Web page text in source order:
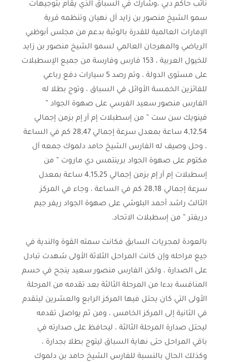
نائب حاكم دبي ،وشارك في السباق الذي يقام بتوجيهات
سمو الشيخ منصور بن زايد آل نهيان وتنظمه قرية
الإمارات العالمية للقدرة بالوثبة بدعم من مجلس أبوظبي
الرياضي والمهرجان العالمي لسمو الشيخ منصور بن زايد
للخيول العربية ، 153 فارس وفارسة من جميع الإسطبلات
على مستوى الدولة ، وتم رصد 5 سيارات دفع رباعي
للفائزين الخمسة الأوائل في السباق ، وتوج بطلا له
الفارس منصور سعيد الفرسي على صهوة الجواد ”
فينويك سن ست ” من إسطبلات إم آر إم بزمن إجمالي
4,12,54 ساعة بمعدل سرعة إجمالي 28,47 كم في الساعة
، وحل وصيف له الفارس الشيخ حامد دلموك جمعه آل
مكتوم على صهوة الجواد برينتمس دي ماروت ” من
إسطبلات إم آر إم بزمن إجمالي 4,15,25 ساعة بمعدل
سرعة إجمالي 28,18 كم في الساعة ، وجاء في المركز
الثالث راشد أحمد البلوشي على صهوة الجواد ريفر جيم
دريفتر ” من إسطبلات الاتحاد.
بالعودة لمجريات السابق فكانت سمته القوة والندية في
جيع مراحله وإن كانت المراحل الثلاثة الأولى شهدت تبادل
على الصدارة ، ولكن الفارس منصور سعيد ينجح في حسم
المنافسة بدءا من المرحلة الثالثة بعد تقدمه من المرحلة
الأولى التي كان يحتل فيها المركز الرابع والعشرين ليتقدم
في الثانية إلى المركز الخامس ، ومن ثم يواصل تقدمه
ليحتل صدارة المرحلة الثالثة ، ليحافظ على صدارته في
باقي المراحل حتى نهاية السباق ليتوج بطلا بجدارة ،
وكذلك الحال بالنسبة للفارس الشيخ حامد بن دلموك